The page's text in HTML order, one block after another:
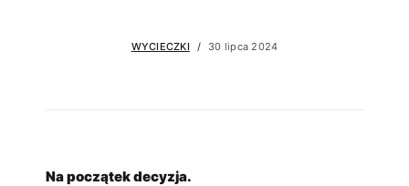
WYCIECZKI 30 lipca 2024
Na początek decyzja.